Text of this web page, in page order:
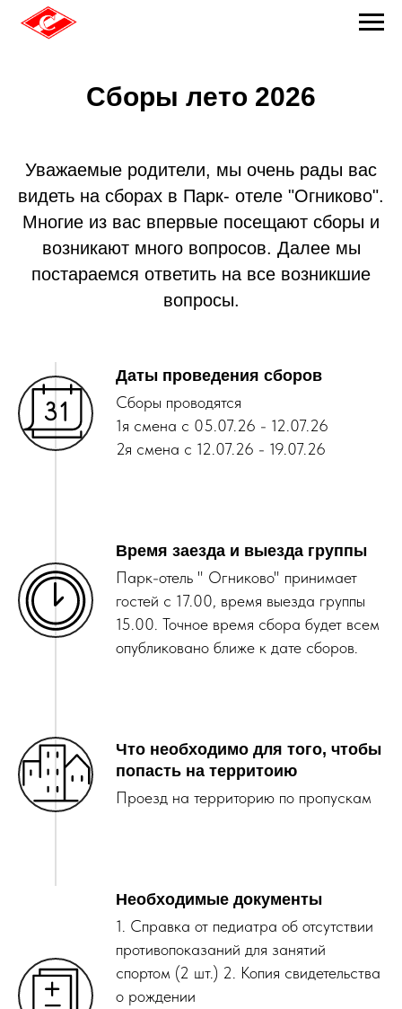
Сборы лето 2026
Уважаемые родители, мы очень рады вас
видеть на сборах в Парк- отеле "Огниково".
Многие из вас впервые посещают сборы и
возникают много вопросов. Далее мы
постараемся ответить на все возникшие
вопросы.
Даты проведения сборов
Сборы проводятся
1я смена с 05.07.26 - 12.07.26
2я смена с 12.07.26 - 19.07.26
Время заезда и выезда группы
Парк-отель " Огниково" принимает
гостей с 17.00, время выезда группы
15.00. Точное время сбора будет всем
опубликовано ближе к дате сборов.
Что необходимо для того, чтобы
попасть на территоию
Проезд на территорию по пропускам
Необходимые документы
1. Справка от педиатра об отсутствии
противопоказаний для занятий
спортом (2 шт.) 2. Копия свидетельства
о рождении